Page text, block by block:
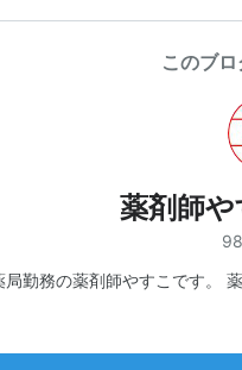
このブ
薬剤師
局勤務の薬剤師やすこです。